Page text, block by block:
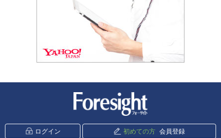
ログイン 初めての方 会員登録